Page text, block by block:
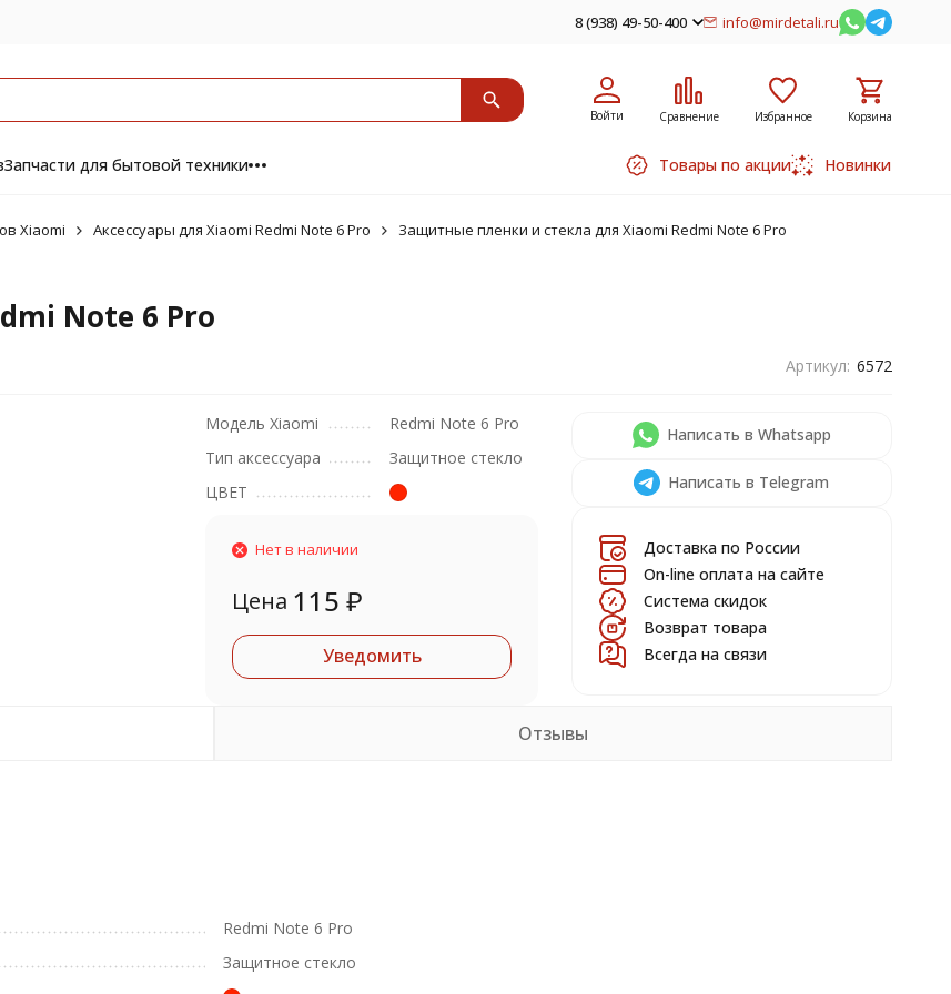
8 (938) 49-50-400 info@mirdetali.ru
Войти Сравнение Избранное Корзина
Запчасти для бытовой техники Товары по акции Новинки
Xiaomi Аксессуары для Xiaomi Redmi Note 6 Pro
Защитные пленки и стекла для Xiaomi Redmi Note 6 Pro
Note 6 Pro
Артикул: 6572
Модель Xiaomi
Redmi Note 6 Pro
Тип аксессуара
Защитное стекло
ЦВЕТ
Нет в наличии
Цена 115 ₽
Уведомить
Написать в Whatsapp
Написать в Telegram
Доставка по России
On-line оплата на сайте
Система скидок
Возврат товара
Всегда на связи
Отзывы
Redmi Note 6 Pro
Защитное стекло